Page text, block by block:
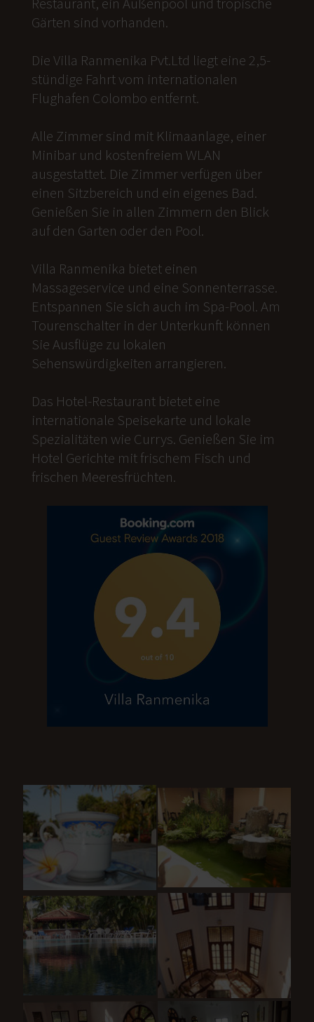
Gärten sind vorhanden.
Die Villa Ranmenika Pvt.Ltd liegt eine 2,5-
stündige Fahrt vom internationalen
Flughafen Colombo entfernt.
Alle Zimmer sind mit Klimaanlage, einer
Minibar und kostenfreiem WLAN
ausgestattet. Die Zimmer verfügen über
einen Sitzbereich und ein eigenes Bad.
Genießen Sie in allen Zimmern den Blick
auf den Garten oder den Pool.
Villa Ranmenika bietet einen
Massageservice und eine Sonnenterrasse.
Entspannen Sie sich auch im Spa-Pool. Am
Tourenschalter in der Unterkunft können
Sie Ausflüge zu lokalen
Sehenswürdigkeiten arrangieren.
Das Hotel-Restaurant bietet eine
internationale Speisekarte und lokale
Spezialitäten wie Currys. Genießen Sie im
Hotel Gerichte mit frischem Fisch und
frischen Meeresfrüchten.